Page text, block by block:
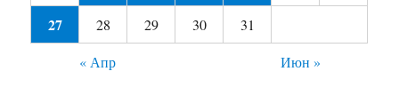
27 28 29 30
31
« Апр
Июн »